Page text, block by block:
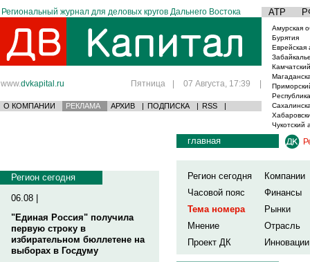
Региональный журнал для деловых кругов Дальнего Востока АТР
www.dvkapital.ru Пятница | 07 Августа, 17:39 |
О КОМПАНИИ РЕКЛАМА АРХИВ | ПОДПИСКА | RSS |
Амурская
Бурятия
Еврейская
Чукотский
Регион сегодня
06.08 |
"Единая Россия" получила
первую строку в
избирательном бюллетене на
выборах в Госдуму
главная
Регион сегодня
Компании
Часовой пояс
Финансы
Тема номера
Рынки
Мнение
Отрасль
Проект ДК
Инновации